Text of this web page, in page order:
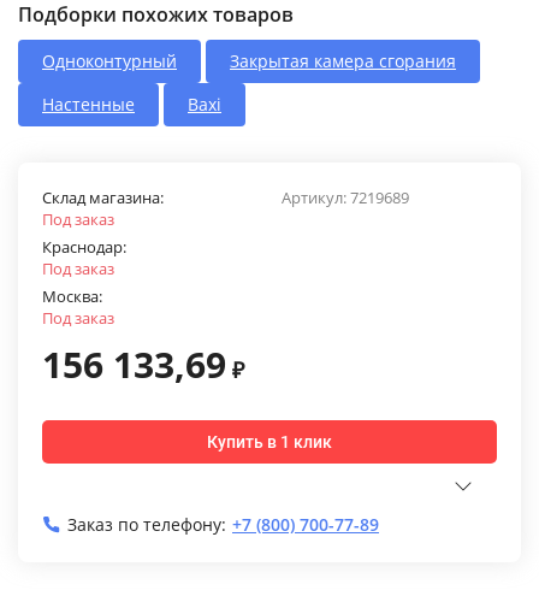
Подборки похожих товаров
Одноконтурный
Закрытая камера сгорания
Настенные
Baxi
Артикул:7219689
Склад магазина:
Под заказ
Краснодар:
Под заказ
Москва:
Под заказ
156 133,69 ₽
Купить в 1 клик
Заказ по телефону: +7 (800) 700-77-89